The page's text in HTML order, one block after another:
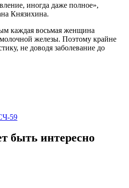
иногда даже полное»,
Князихина.
каждая восьмая женщина
железы. Поэтому крайне
не доводя заболевание до
59
быть интересно